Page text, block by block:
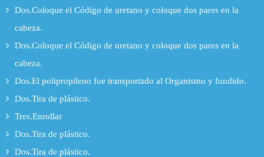
Dos.Coloque el Código de uretano y coloque dos pares en la
cabeza.
Dos.Coloque el Código de uretano y coloque dos pares en la
cabeza.
Dos.El polipropileno fue transportado al Organismo y fundido.
Dos.Tira de plástico.
Tres.Enrollar
Dos.Tira de plástico.
Dos.Tira de plástico.